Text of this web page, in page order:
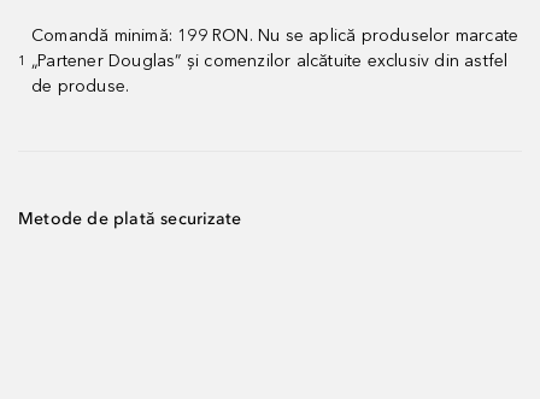
1
Comandă minimă: 199 RON. Nu se aplică produselor marcate
„Partener Douglas” și comenzilor alcătuite exclusiv din astfel
de produse.
Metode de plată securizate